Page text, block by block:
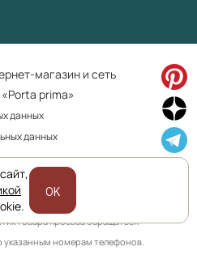
магазин и сеть
prima»
данных
данных
является публичной офертой
характер.
товара просьба обращаться
указанным номерам телефонов.
OK